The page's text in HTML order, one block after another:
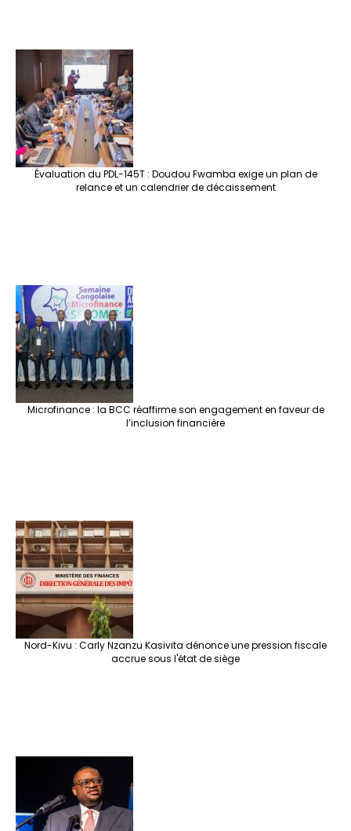
Évaluation du PDL-145T : Doudou Fwamba exige un plan de
relance et un calendrier de décaissement
Microfinance : la BCC réaffirme son engagement en faveur de
l’inclusion financière
Nord-Kivu : Carly Nzanzu Kasivita dénonce une pression fiscale
accrue sous l'état de siège